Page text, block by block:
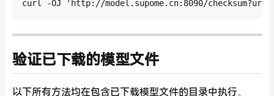
curl -OJ 'http://model.supome.cn:8090/
验证已下载的模型文件
以下所有方法均在包含已下载模型文件的目录中执行。